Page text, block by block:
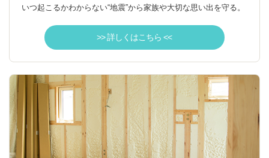
いつ起こるかわからない“地震”から家族や大切な思い出を守る。
>> 詳しくはこちら <<